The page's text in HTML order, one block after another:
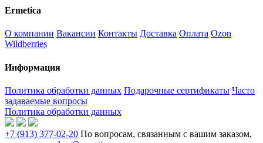
Ermetica
О компании Вакансии Контакты Доставка Оплата Ozon
Wildberries
Информация
Политика обработки данных Подарочные сертификаты Часто
задаваемые вопросы
Политика обработки данных
+7 (913) 377-02-20 По вопросам, связанным с вашим заказом,